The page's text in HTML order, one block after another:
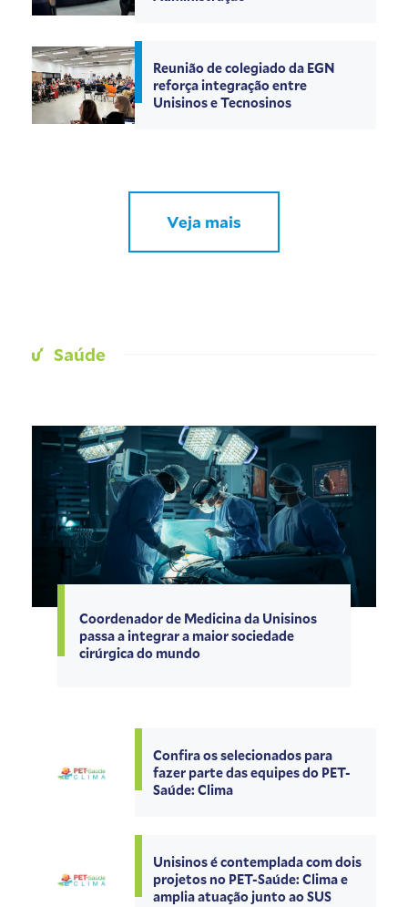
Reunião de colegiado da EGN
reforça integração entre
Unisinos e Tecnosinos
Veja mais
Saúde
Coordenador de Medicina da Unisinos
passa a integrar a maior sociedade
cirúrgica do mundo
Confira os selecionados para
fazer parte das equipes do PET-
Saúde: Clima
Unisinos é contemplada com dois
projetos no PET-Saúde: Clima e
amplia atuação junto ao SUS